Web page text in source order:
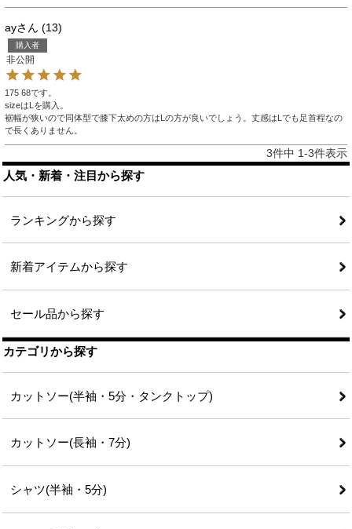
ay 13
購入者
非公開
175 68です。
sizeはLを購入。
裾幅が狭いので同体型で膝下太めの方はLの方が良いでしょう。丈感はLでも足首程なの
で長くありません。
3件中 1-3件表示
人気・新着・注目から探す
ランキングから探す
新着アイテムから探す
セール品から探す
カテゴリから探す
カットソー(半袖・5分・タンクトップ)
カットソー(長袖・7分)
シャツ(半袖・5分)